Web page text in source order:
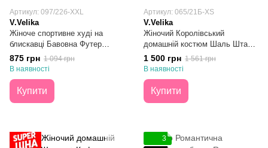
Артикул: 097/22б-ХХL
V.Velika
Жіноче спортивне худі на
блискавці Бавовна Футер
Трьохнитка Біле ХХL
875 грн 1 094 грн
В наявності
Купити
Артикул: 065/21Б-XS
V.Velika
Жіночий Королівський
домашній костюм Шаль Штани
+ Халат Бежевий XS
1 500 грн 1 561 грн
В наявності
Купити
3